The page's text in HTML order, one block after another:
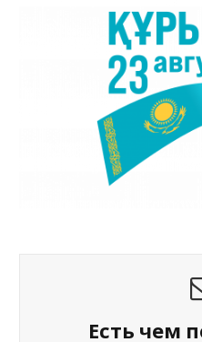
Есть чем